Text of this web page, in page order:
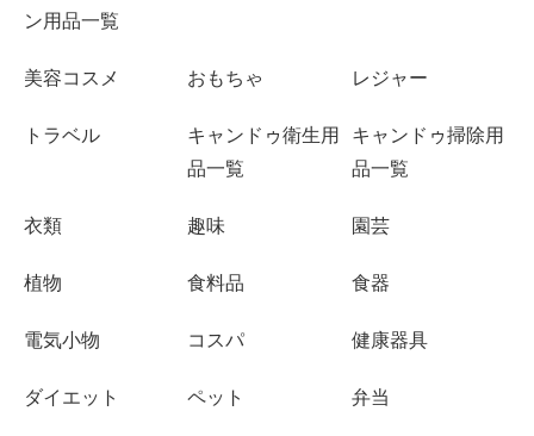
ン用品一覧
美容コスメ おもちゃ レジャー
トラベル
キャンドゥ衛生用
品一覧
キャンドゥ掃除用
品一覧
衣類 趣味 園芸
植物 食料品 食器
電気小物 コスパ 健康器具
ダイエット ペット 弁当